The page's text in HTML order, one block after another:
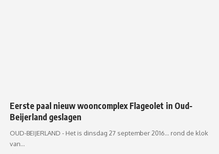
Eerste paal nieuw wooncomplex Flageolet in Oud-
Beijerland geslagen
OUD-BEIJERLAND - Het is dinsdag 27 september 2016… rond de klok
van…